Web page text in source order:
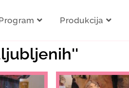
Produkcija